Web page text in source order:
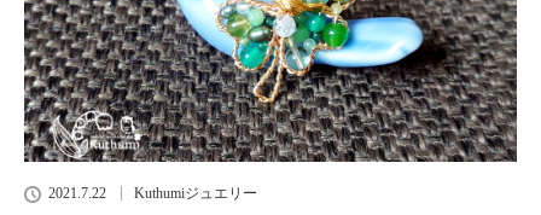
2021.7.22 Kuthumiジュエリー